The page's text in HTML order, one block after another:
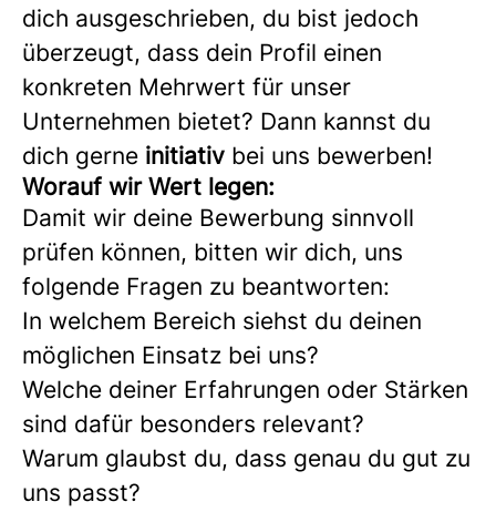
dich ausgeschrieben, du bist jedoch
überzeugt, dass dein Profil einen
konkreten Mehrwert für unser
Unternehmen bietet? Dann kannst du
dich gerne initiativ bei uns bewerben!
Worauf wir Wert legen:
Damit wir deine Bewerbung sinnvoll
prüfen können, bitten wir dich, uns
folgende Fragen zu beantworten:
In welchem Bereich siehst du deinen
möglichen Einsatz bei uns?
Welche deiner Erfahrungen oder Stärken
sind dafür besonders relevant?
Warum glaubst du, dass genau du gut zu
uns passt?